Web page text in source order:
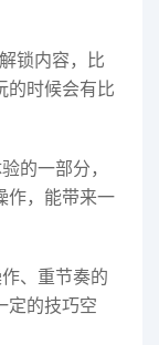
锁内容，比
的时候会有比
的一部分，
作，能带来一
、重节奏的
定的技巧空